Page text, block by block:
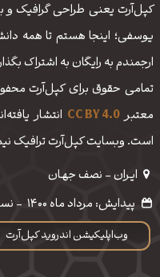
کپل‌آرت یعنی طراحی گرافیک و
یوسفی؛ اینجا هستم تا همه
ارجمندم به رایگان به اشتراک
تمامی حقوق برای کپل‌آرت
معتبرCC BY 4.0 انتشار
است. وبسایت کپل‌آرت ترافیک
ایـران - نصف جهـان
وب‌اپلیکیشن اندروید کپل‌آرت
پیدایش: مرداد ماه 1400 -